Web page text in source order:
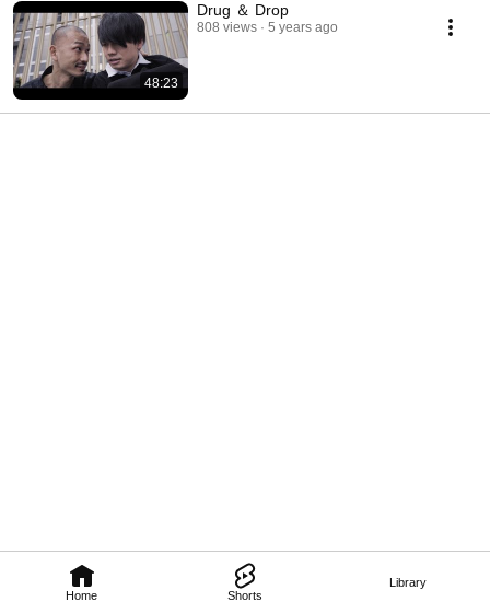
Home Shorts
Library
48:23
Drug ＆ Drop
808 views 5 years ago